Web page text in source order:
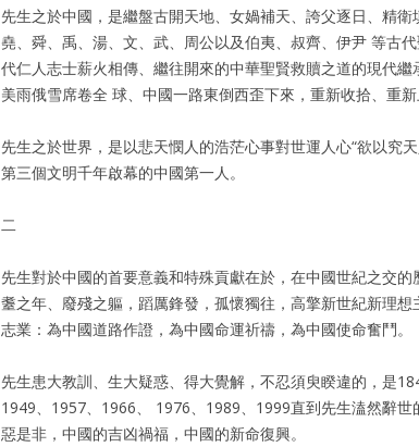
先生之於中國，是繼盤古開天地、女媧補天、誇父逐日、精衛
堯、舜、禹、湯、文、武、周公以及伯夷、叔齊、伊尹 等古
代仁人志士薪火相傳、繼往開來的中華聖賢救贖之道的現代
美雨俄雪席卷全 球、中國一路東倒西歪下來，重新收拾、重新
先生之於世界，是以悲天憫人的浩茫心事對世運人心“欲以究
第三個文明千年啟幕的中國第一人。
二
先生對於中國的首要意義和特殊貢獻在於，在中國世紀之交
耋之年、廢殘之軀，蹈厲鋒發，孤懷獨往，高擎新世紀新理
志業：為中國道路作證，為中國命運祈禱，為中國使命奮鬥。
先生患大教訓、生大疑惑、得大覺解，不忍須臾睽違的，是
1949、1957、1966、 1976、1989、1999直到先生溘然辭
惡是非，中國的吉凶禍福，中國的新命復興。